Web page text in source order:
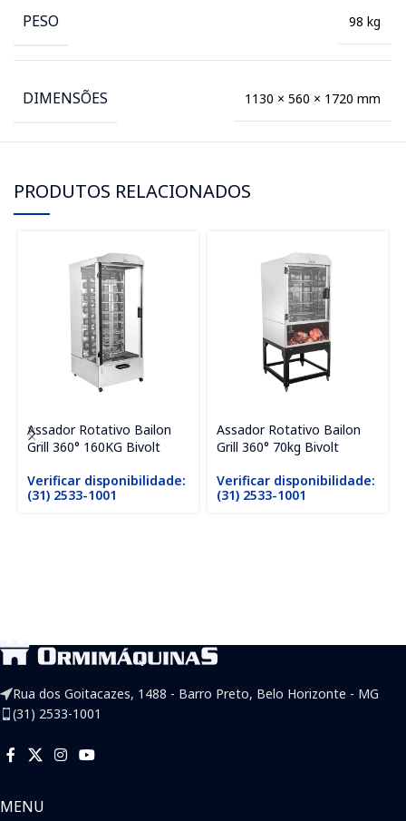
PESO 98 kg
DIMENSÕES 1130 × 560 × 1720 mm
PRODUTOS RELACIONADOS
Assador Rotativo Bailon
Grill 360° 160KG Bivolt
Verificar disponibilidade:
(31) 2533-1001
Assador Rotativo Bailon
Grill 360° 70kg Bivolt
Verificar disponibilidade:
(31) 2533-1001
Rua dos Goitacazes, 1488 - Barro Preto, Belo Horizonte - MG
(31) 2533-1001
MENU